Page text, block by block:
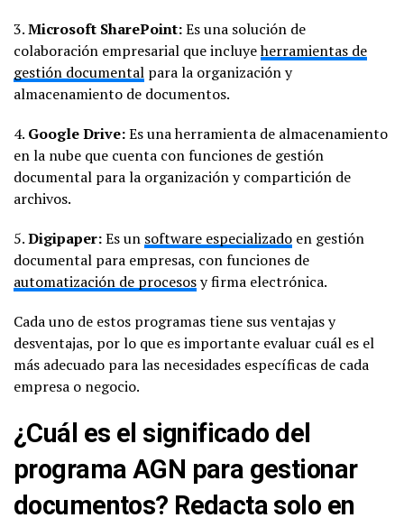
3.Microsoft SharePoint:Es una solución de
colaboración empresarial que incluyeherramientas de
gestión documental para la organización y
almacenamiento de documentos.
4. Google Drive:Es una herramienta de almacenamiento
en la nube que cuenta con funciones de gestión
documental para la organización y compartición de
archivos.
5.Digipaper:Es un software especializado en gestión
documental para empresas, con funciones de
automatización de procesosy firma electrónica.
Cada uno de estos programas tiene sus ventajas y
desventajas, por lo que es importante evaluar cuál es el
más adecuado para las necesidades específicas de cada
empresa o negocio.
¿Cuál es el significado del
programa AGN para gestionar
documentos? Redacta solo en